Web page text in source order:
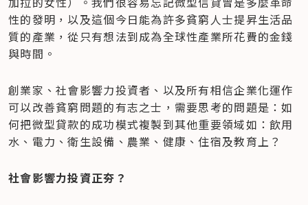
性的發明，以及這個今日能為許多貧窮人士提昇生活品
質的產業，從只有想法到成為全球性產業所花費的金錢
與時間。
創業家、社會影響力投資者、以及所有相信企業化運作
可以改善貧窮問題的有志之士，需要思考的問題是：如
何把微型貸款的成功模式複製到其他重要領域如：飲用
水、電力、衛生設備、農業、健康、住宿及教育上？
社會影響力投資正夯？